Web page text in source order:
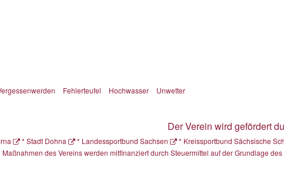
Fehlerteufel Hochwasser Unwetter
Der Verein wird gefördert
* Stadt Dohna * Landessportbund Sachsen * Kreissportbund Sächsische
Maßnahmen des Vereins werden mitfinanziert durch Steuermittel auf der Grundlage